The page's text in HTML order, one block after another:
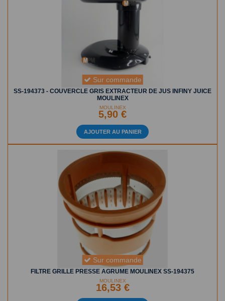
Sur commande
SS-194373 - COUVERCLE GRIS EXTRACTEUR DE JUS INFINY JUICE
MOULINEX
MOULINEX
5,90 €
AJOUTER AU PANIER
Sur commande
FILTRE GRILLE PRESSE AGRUME MOULINEX SS-194375
MOULINEX
16,53 €